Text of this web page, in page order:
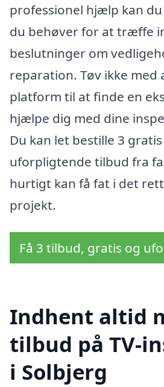
professionel hjælp kan
du behøver for at træffe
beslutninger om
reparation. Tøv ikke med
platform til at finde en
hjælpe dig med dine
Du kan let bestille 3
uforpligtende tilbud fra
hurtigt kan få fat i det
projekt.
Få 3 tilbud, gratis og
Indhent altid
tilbud på TV-
i Solbjerg